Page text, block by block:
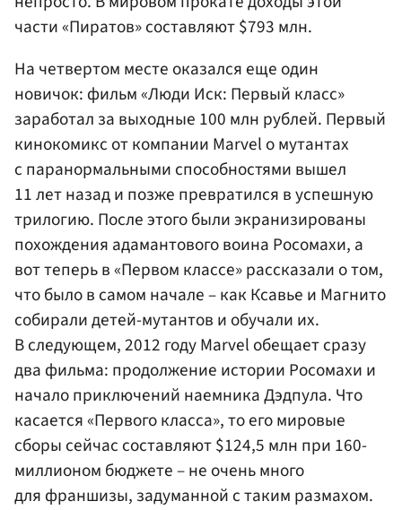
части «Пиратов» составляют $793 млн.
На четвертом месте оказался еще один
новичок: фильм «Люди Иск: Первый класс»
заработал за выходные 100 млн рублей. Первый
кинокомикс от компании Marvel о мутантах
с паранормальными способностями вышел
11 лет назад и позже превратился в успешную
трилогию. После этого были экранизированы
похождения адамантового воина Росомахи, а
вот теперь в «Первом классе» рассказали о том,
что было в самом начале – как Ксавье и Магнито
собирали детей-мутантов и обучали их.
В следующем, 2012 году Marvel обещает сразу
два фильма: продолжение истории Росомахи и
начало приключений наемника Дэдпула. Что
касается «Первого класса», то его мировые
сборы сейчас составляют $124,5 млн при 160-
миллионом бюджете – не очень много
для франшизы, задуманной с таким размахом.